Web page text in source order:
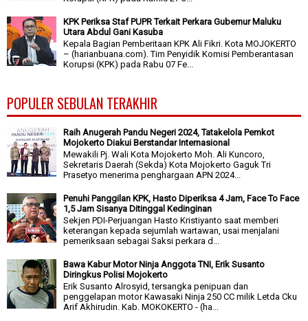
KPK Periksa Staf PUPR Terkait Perkara Gubernur Maluku
Utara Abdul Gani Kasuba
Kepala Bagian Pemberitaan KPK Ali Fikri. Kota MOJOKERTO
– (harianbuana.com). Tim Penyidik Komisi Pemberantasan
Korupsi (KPK) pada Rabu 07 Fe...
POPULER SEBULAN TERAKHIR
Raih Anugerah Pandu Negeri 2024, Tatakelola Pemkot
Mojokerto Diakui Berstandar Internasional
Mewakili Pj. Wali Kota Mojokerto Moh. Ali Kuncoro,
Sekretaris Daerah (Sekda) Kota Mojokerto Gaguk Tri
Prasetyo menerima penghargaan APN 2024...
Penuhi Panggilan KPK, Hasto Diperiksa 4 Jam, Face To Face
1,5 Jam Sisanya Ditinggal Kedinginan
Sekjen PDI-Perjuangan Hasto Kristiyanto saat memberi
keterangan kepada sejumlah wartawan, usai menjalani
pemeriksaan sebagai Saksi perkara d...
Bawa Kabur Motor Ninja Anggota TNI, Erik Susanto
Diringkus Polisi Mojokerto
Erik Susanto Alrosyid, tersangka penipuan dan
penggelapan motor Kawasaki Ninja 250 CC milik Letda Cku
Arif Akhirudin. Kab. MOKOKERTO - (ha...